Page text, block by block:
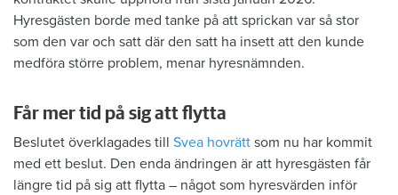
Hyresgästen borde med tanke på att sprickan var så stor
som den var och satt där den satt ha insett att den kunde
medföra större problem, menar hyresnämnden.
Får mer tid på sig att flytta
Beslutet överklagades till Svea hovrätt som nu har kommit
med ett beslut. Den enda ändringen är att hyresgästen får
längre tid på sig att flytta – något som hyresvärden inför